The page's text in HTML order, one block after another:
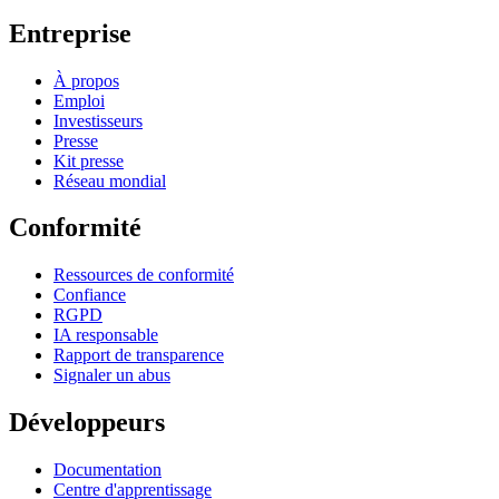
Entreprise
À propos
Emploi
Investisseurs
Presse
Kit presse
Réseau mondial
Conformité
Ressources de conformité
Confiance
RGPD
IA responsable
Rapport de transparence
Signaler un abus
Développeurs
Documentation
Centre d'apprentissage